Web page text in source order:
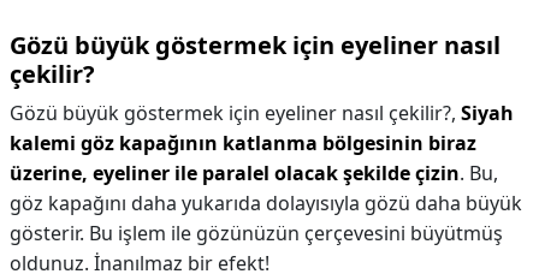
Gözü büyük göstermek için eyeliner nasıl
çekilir?
Gözü büyük göstermek için eyeliner nasıl çekilir?, Siyah
kalemi göz kapağının katlanma bölgesinin biraz
üzerine, eyeliner ile paralel olacak şekilde çizin. Bu,
göz kapağını daha yukarıda dolayısıyla gözü daha büyük
gösterir. Bu işlem ile gözünüzün çerçevesini büyütmüş
oldunuz. İnanılmaz bir efekt!